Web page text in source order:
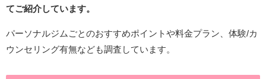
てご紹介しています。
パーソナルジムごとのおすすめポイントや料金プラン、体験/カ
ウンセリング有無なども調査しています。